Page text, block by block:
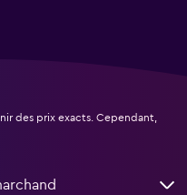
des prix exacts. Cependant,